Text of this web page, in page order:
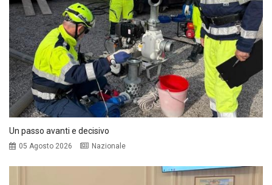
Un passo avanti e decisivo
05 Agosto 2026 Nazionale